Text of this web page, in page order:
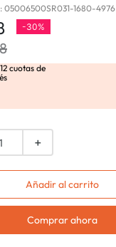
: 05006500SR031-1680-4976
-30%
12 cuotas de
＋
Añadir al carrito
Comprar ahora